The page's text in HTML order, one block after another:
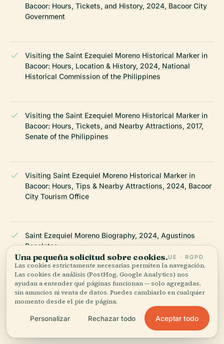
Bacoor: Hours, Tickets, and History, 2024, Bacoor City
Government
Visiting the Saint Ezequiel Moreno Historical Marker in
Bacoor: Hours, Location & History, 2024, National
Historical Commission of the Philippines
Visiting the Saint Ezequiel Moreno Historical Marker in
Bacoor: Hours, Tickets, and Nearby Attractions, 2017,
Senate of the Philippines
Visiting Saint Ezequiel Moreno Historical Marker in
Bacoor: Hours, Tips & Nearby Attractions, 2024, Bacoor
City Tourism Office
Saint Ezequiel Moreno Biography, 2024, Agustinos
Recoletos
St
Ezequiel Moreno: Missionary par excellence in the
Philippines, 2024, Pintakasi PH
ÚLTIMA REVISIÓN:
Una pequeña solicitud sobre cookies.UE · RGPD
Las cookies estrictamente necesarias permiten la navegación.
Las cookies de análisis (PostHog, Google Analytics) nos
ayudan a entender qué páginas funcionan — solo agregadas,
sin anuncios ni venta de datos. Puedes cambiarlo en cualquier
momento desde el pie de página.
Personalizar Rechazar todo Aceptar todo